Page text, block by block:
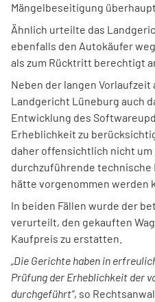
Mängelbeseitigung
Ähnlich urteilte das
ebenfalls den Autokäufer
als zum Rücktritt berechtigt
Neben der langen
Landgericht Lüneburg auch
Entwicklung des
Erheblichkeit zu
daher offensichtlich nicht um
durchzuführende technische
hätte vorgenommen werden
In beiden Fällen wurde der
verurteilt, den gekauften
Kaufpreis zu erstatten.
„Die Gerichte haben in
Prüfung der Erheblichkeit der
durchgeführt“, so